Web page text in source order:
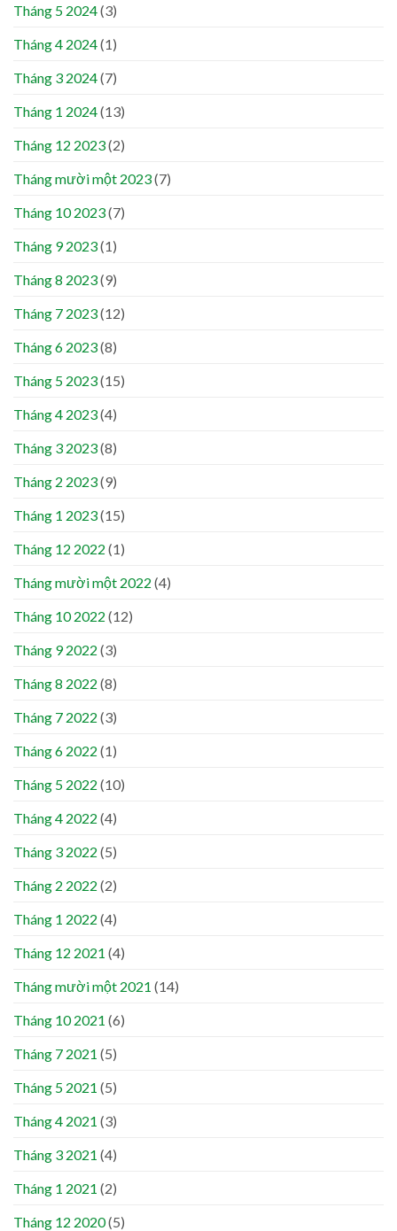
Tháng 5 2024(3)
Tháng 4 2024(1)
Tháng 3 2024(7)
Tháng 1 2024(13)
Tháng 12 2023(2)
Tháng mười một 2023(7)
Tháng 10 2023(7)
Tháng 9 2023(1)
Tháng 8 2023(9)
Tháng 7 2023(12)
Tháng 6 2023(8)
Tháng 5 2023(15)
Tháng 4 2023(4)
Tháng 3 2023(8)
Tháng 2 2023(9)
Tháng 1 2023(15)
Tháng 12 2022 (1)
Tháng mười một 2022 (4)
Tháng 10 2022 (12)
Tháng 9 2022 (3)
Tháng 8 2022 (8)
Tháng 7 2022 (3)
Tháng 6 2022 (1)
Tháng 5 2022 (10)
Tháng 4 2022 (4)
Tháng 3 2022 (5)
Tháng 2 2022 (2)
Tháng 1 2022 (4)
Tháng 12 2021 (4)
Tháng mười một 2021 (14)
Tháng 10 2021 (6)
Tháng 7 2021 (5)
Tháng 5 2021 (5)
Tháng 4 2021 (3)
Tháng 3 2021 (4)
Tháng 1 2021 (2)
Tháng 12 2020(5)